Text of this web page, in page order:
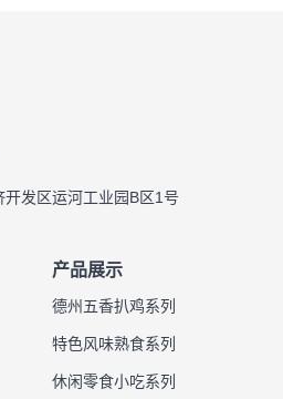
发区运河工业园B区1号
产品展示
德州五香扒鸡系列
特色风味熟食系列
休闲零食小吃系列